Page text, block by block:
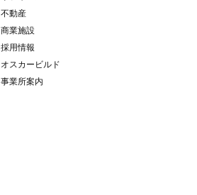
不動産
商業施設
採用情報
オスカービルド
事業所案内